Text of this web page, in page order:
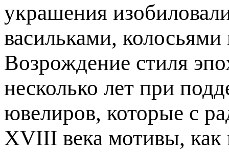
украшения
васильками,
Возрождение стиля
несколько лет при
ювелиров, которые с
XVIII века мотивы,